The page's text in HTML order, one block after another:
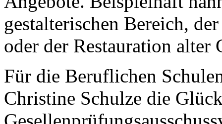
gestalterischen Bereich,
oder der Restauration alter
Für die Beruflichen
Christine Schulze die